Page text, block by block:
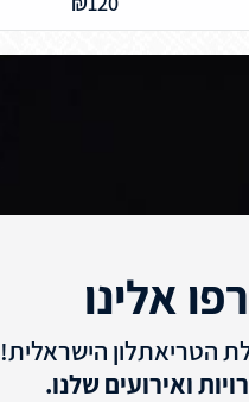
אלינו
הטריאתלון הישראלית!
ואירועים שלנו.